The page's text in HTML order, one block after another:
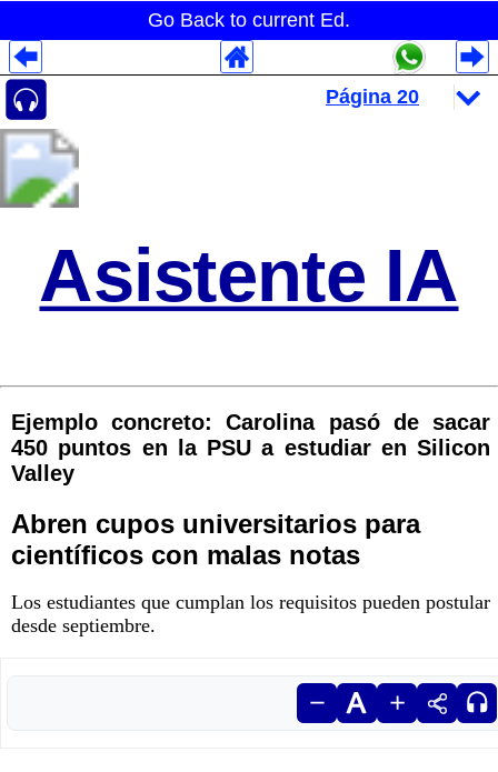
Go Back to current Ed.
Asistente IA
Ejemplo concreto: Carolina pasó de sacar
450 puntos en la PSU a estudiar en Silicon
Valley
Abren cupos universitarios para
científicos con malas notas
Los estudiantes que cumplan los requisitos pueden postular
desde septiembre.
Despliegues Analytics
Despliegues Totales
Despliegues por Rubros